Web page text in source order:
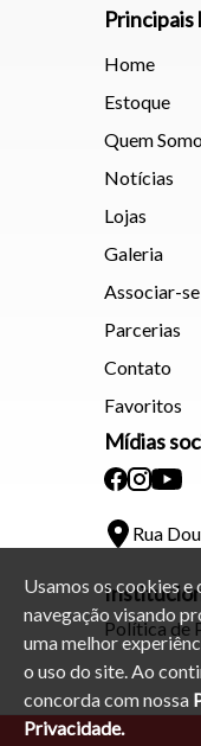
Usamos os cookies e
navegação visando
uma melhor
o uso do site. Ao
concorda com nossa
Privacidade.
Principais
Home
Estoque
Quem
Notícias
Lojas
Galeria
Associar-se
Parcerias
Contato
Favoritos
Mídias
Rua
Política de